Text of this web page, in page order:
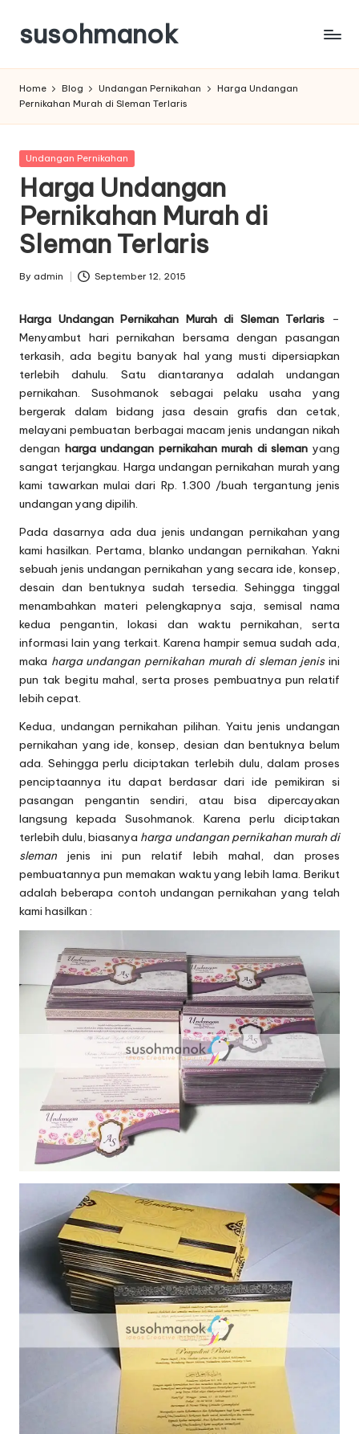
Skip
content
susohmanok
Home Blog Undangan Pernikahan
Harga Undangan
Pernikahan Murah di Sleman Terlaris
Posted
Undangan Pernikahan
Harga Undangan
Pernikahan Murah di
Sleman Terlaris
Posted
By admin September 12, 2015
Harga Undangan Pernikahan Murah di Sleman Terlaris –
Menyambut hari pernikahan bersama dengan pasangan
terkasih, ada begitu banyak hal yang musti dipersiapkan
terlebih dahulu. Satu diantaranya adalah undangan
pernikahan. Susohmanok sebagai pelaku usaha yang
bergerak dalam bidang jasa desain grafis dan cetak,
melayani pembuatan berbagai macam jenis undangan nikah
dengan harga undangan pernikahan murah di sleman yang
sangat terjangkau. Harga undangan pernikahan murah yang
kami tawarkan mulai dari Rp. 1.300 /buah tergantung jenis
undangan yang dipilih.
Pada dasarnya ada dua jenis undangan pernikahan yang
kami hasilkan. Pertama, blanko undangan pernikahan. Yakni
sebuahjenis undangan pernikahan yang secara ide, konsep,
desain dan bentuknya sudah tersedia. Sehingga tinggal
menambahkan materi pelengkapnya saja, semisal nama
kedua pengantin, lokasi dan waktu pernikahan, serta
informasi lain yang terkait. Karena hampir semua sudah ada,
maka harga undangan pernikahan murah di sleman jenisini
pun tak begitu mahal, serta proses pembuatnya pun relatif
lebih cepat.
Kedua, undangan pernikahan pilihan. Yaitu jenis undangan
pernikahan yang ide, konsep, desian dan bentuknya belum
ada. Sehingga perlu diciptakan terlebih dulu, dalam proses
penciptaannya itu dapat berdasar dari ide pemikiran si
pasangan pengantin sendiri, atau bisa dipercayakan
langsung kepada Susohmanok. Karena perlu diciptakan
terlebih dulu, biasanya harga undangan pernikahan murah di
sleman jenis ini pun relatif lebih mahal, dan proses
pembuatannya pun memakan waktu yang lebih lama. Berikut
adalah beberapa contoh undangan pernikahan yang telah
kami hasilkan :